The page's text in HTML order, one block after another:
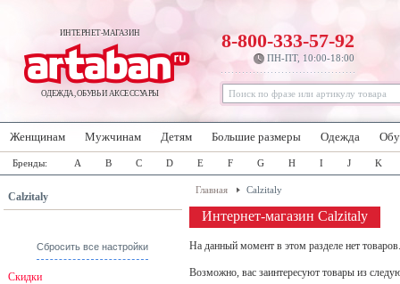
ИНТЕРНЕТ-МАГАЗИН
ОДЕЖДА, ОБУВЬ И АКСЕССУАРЫ
8-800-333-57-92
ПН-ПТ, 10:00-18:00
Женщинам Мужчинам Детям Большие размеры Одежда
Бренды: A B C D E F G H I J K
Calzitaly
Сбросить все настройки
Скидки
Главная Calzitaly
Интернет-магазин Calzitaly
На данный момент в этом разделе нет
Возможно, вас заинтересуют товары из